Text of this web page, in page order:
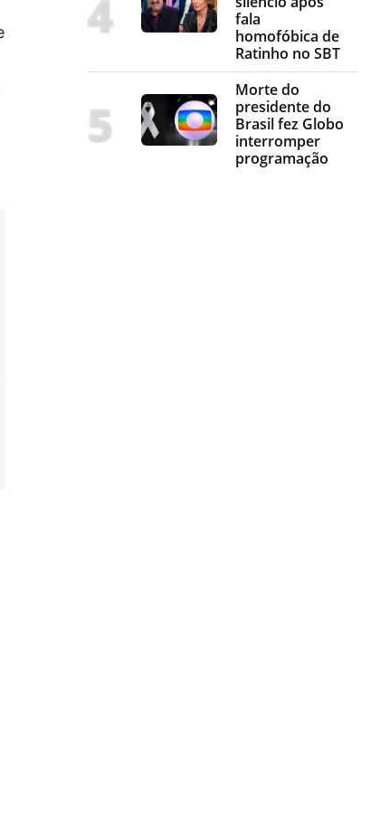
fala
homofóbica de
Ratinho no SBT
Morte do
presidente do
Brasil fez Globo
interromper
programação